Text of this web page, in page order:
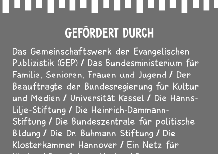
GEFÖRDERT DURCH
Das Gemeinschaftswerk der Evangelischen
Publizistik (GEP)
Das Bundesministerium für
Familie, Senioren, Frauen und Jugend
Der
Beauftragte der Bundesregierung für Kultur
und Medien
Universität Kassel
Die Hanns-
Lilje-Stiftung
Die Heinrich-Dammann-
Stiftung
Die Bundeszentrale für politische
Bildung
Die Dr. Buhmann Stiftung
Die
Klosterkammer Hannover
Ein Netz für